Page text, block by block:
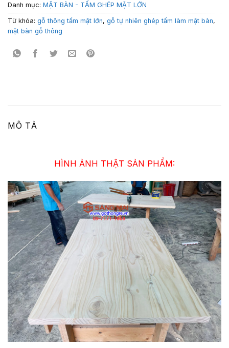
Danh mục: MẶT BÀN - TẤM GHÉP MẶT LỚN
Từ khóa: gỗ thông tấm mặt lớn, gỗ tự nhiên ghép tấm làm mặt bàn,
mặt bàn gỗ thông
MÔ TẢ
HÌNH ẢNH THẬT SẢN PHẨM: